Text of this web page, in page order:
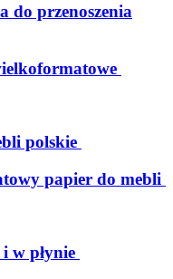
do przenoszenia
polskie
papier do mebli
w płynie